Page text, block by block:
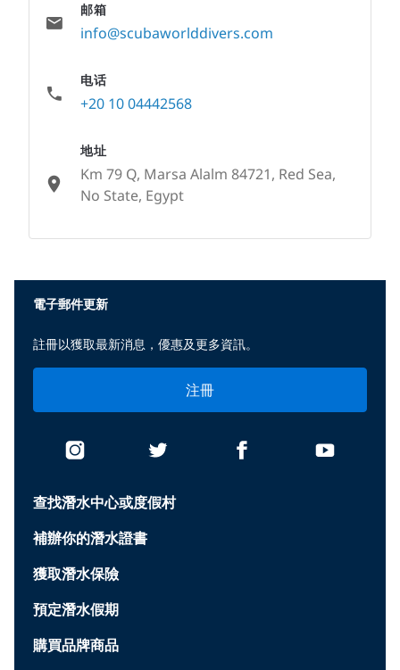
邮箱
info@scubaworlddivers.com
电话
+20 10 04442568
地址
Km 79 Q, Marsa Alalm 84721, Red Sea,
No State, Egypt
查找潛水中心或度假村
補辦你的潛水證書
獲取潛水保險
預定潛水假期
購買品牌商品
電子郵件更新
註冊以獲取最新消息，優惠及更多資訊。
注冊